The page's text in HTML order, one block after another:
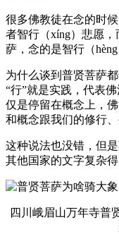
很多佛教徒在念的时
者智行（xíng）悲愿
萨，念的是智行（hèng
为什么谈到普贤菩萨
“行”就是实践，代表
仅是停留在概念上，
和概念跟我们的修行、
这种说法也没错，但
其他国家的文字复杂得
四川峨眉山万年寺普